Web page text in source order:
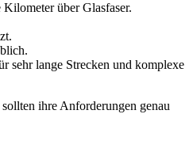
über Glasfaser.
sehr lange Strecken und komplexe
ihre Anforderungen genau